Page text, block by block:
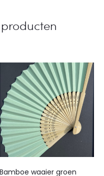
Bamboe waaier groen